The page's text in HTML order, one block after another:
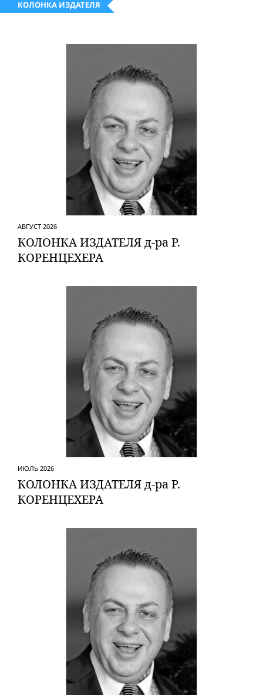
КОЛОНКА ИЗДАТЕЛЯ
АВГУСТ 2026
КОЛОНКА ИЗДАТЕЛЯ д-ра Р.
КОРЕНЦЕХЕРА
ИЮЛЬ 2026
КОЛОНКА ИЗДАТЕЛЯ д-ра Р.
КОРЕНЦЕХЕРА